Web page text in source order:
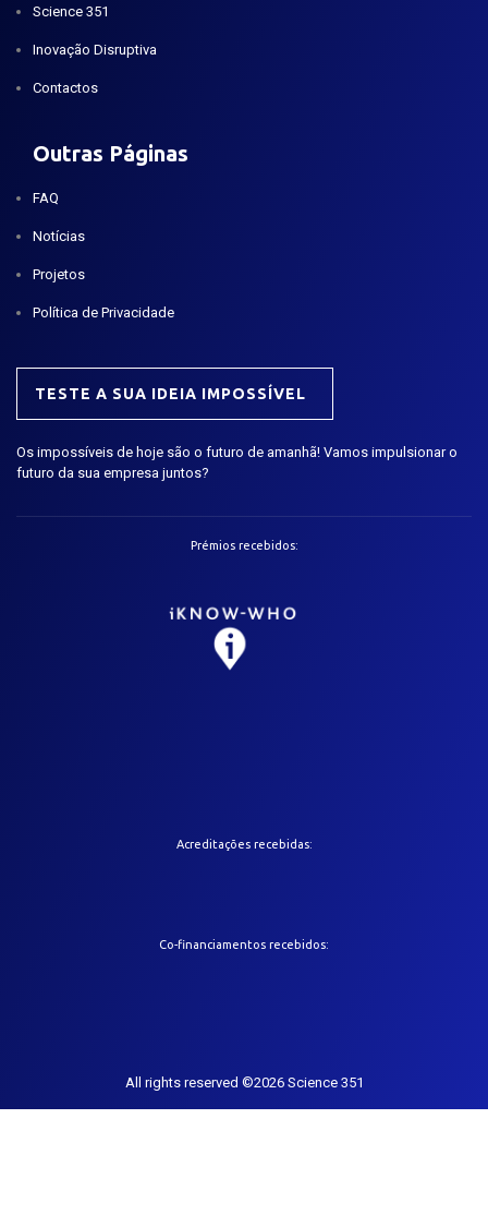
Science 351
Inovação Disruptiva
Contactos
Outras Páginas
FAQ
Notícias
Projetos
Política de Privacidade
TESTE A SUA IDEIA IMPOSSÍVEL
Os impossíveis de hoje são o futuro de amanhã! Vamos impulsionar o
futuro da sua empresa juntos?
Prémios recebidos:
Acreditações recebidas:
Co-financiamentos recebidos:
All rights reserved ©2026 Science 351